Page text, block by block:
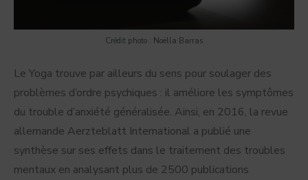
Crédit photo : Noëlla Barras
Le Yoga trouve par ailleurs du sens pour soulager des
problèmes d’ordre psychiques : il améliore les symptômes
du trouble d’anxiété généralisée. Ainsi, en 2016, la revue
allemande Aerzteblatt International a publié une
synthèse sur ses effets dans le traitement des troubles
mentaux en analysant plus de 2500 publications